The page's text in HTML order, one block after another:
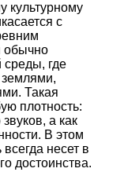
культурному
с
обычно
среды, где
Такая
плотность:
а как
В этом
несет в
достоинства.